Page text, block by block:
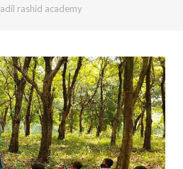
adil rashid academy